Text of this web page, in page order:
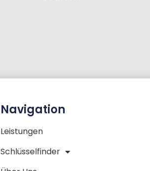
Navigation
Leistungen
Schlüsselfinder